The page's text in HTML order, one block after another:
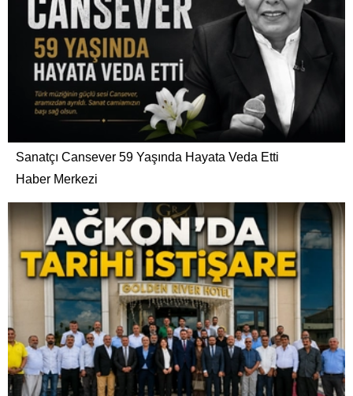
Sanatçı Cansever 59 Yaşında Hayata Veda Etti
Haber Merkezi